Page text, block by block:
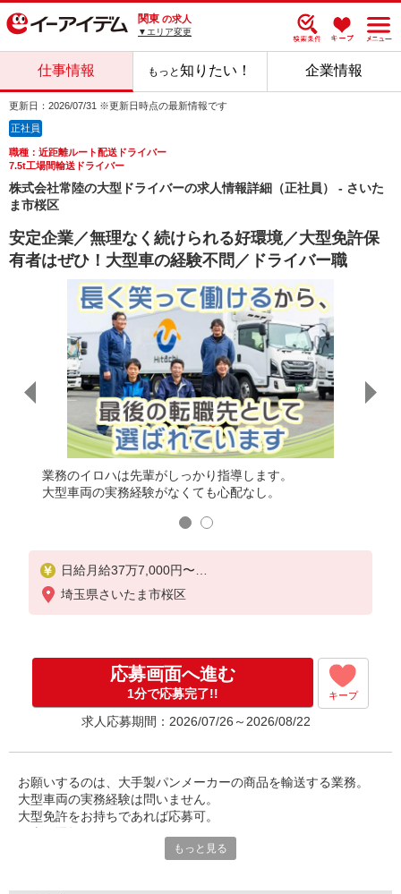
関東 の求人
▼エリア変更
仕事情報 もっと知りたい！ 企業情報
更新日：2026/07/31 ※更新日時点の最新情報です
正社員
職種：近距離ルート配送ドライバー
7.5t工場間輸送ドライバー
株式会社常陸の大型ドライバーの求人情報詳細（正社員） - さいた
ま市桜区
安定企業／無理なく続けられる好環境／大型免許保
有者はぜひ！大型車の経験不問／ドライバー職
業務のイロハは先輩がしっかり指導します。
大型車両の実務経験がなくても心配なし。
日給月給37万7,000円〜
★別途、各種手当あり
埼玉県さいたま市桜区
応募画面へ進む
1分で応募完了!! キープ
求人応募期間：2026/07/26～2026/08/22
お願いするのは、大手製パンメーカーの商品を輸送する業務。
大型車両の実務経験は問いません。
大型免許をお持ちであれば応募可。
もっと見る